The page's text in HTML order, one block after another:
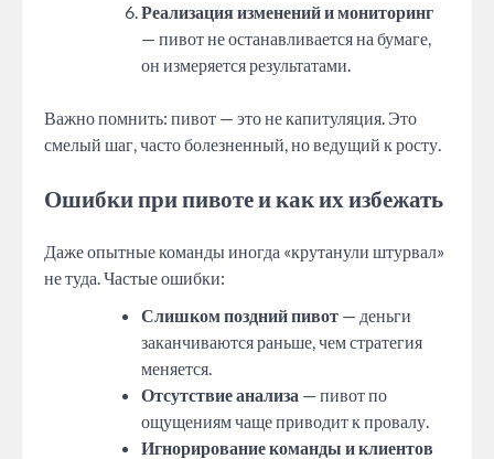
Реализация изменений и мониторинг
— пивот не останавливается на бумаге,
он измеряется результатами.
Важно помнить: пивот — это не капитуляция. Это
смелый шаг, часто болезненный, но ведущий к росту.
Ошибки при пивоте и как их избежать
Даже опытные команды иногда «крутанули штурвал»
не туда. Частые ошибки:
Слишком поздний пивот — деньги
заканчиваются раньше, чем стратегия
меняется.
Отсутствие анализа — пивот по
ощущениям чаще приводит к провалу.
Игнорирование команды и клиентов